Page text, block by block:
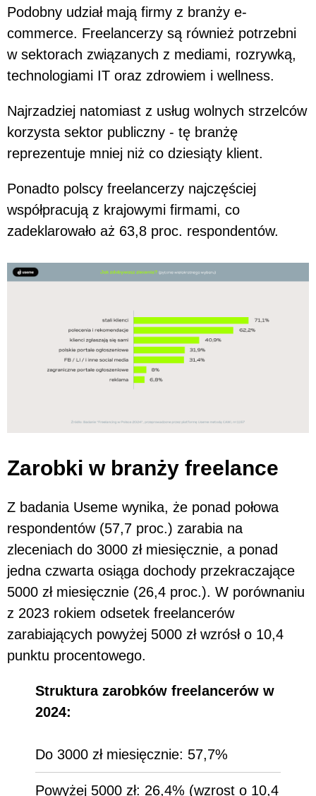
Podobny udział mają firmy z branży e-
commerce. Freelancerzy są również potrzebni
w sektorach związanych z mediami, rozrywką,
technologiami IT oraz zdrowiem i wellness.
Najrzadziej natomiast z usług wolnych strzelców
korzysta sektor publiczny - tę branżę
reprezentuje mniej niż co dziesiąty klient.
Ponadto polscy freelancerzy najczęściej
współpracują z krajowymi firmami, co
zadeklarowało aż 63,8 proc. respondentów.
Zarobki w branży freelance
Z badania Useme wynika, że ponad połowa
respondentów (57,7 proc.) zarabia na
zleceniach do 3000 zł miesięcznie, a ponad
jedna czwarta osiąga dochody przekraczające
5000 zł miesięcznie (26,4 proc.). W porównaniu
z 2023 rokiem odsetek freelancerów
zarabiających powyżej 5000 zł wzrósł o 10,4
punktu procentowego.
Struktura zarobków freelancerów w
2024:
Do 3000 zł miesięcznie: 57,7%
Powyżej 5000 zł: 26,4% (wzrost o 10,4